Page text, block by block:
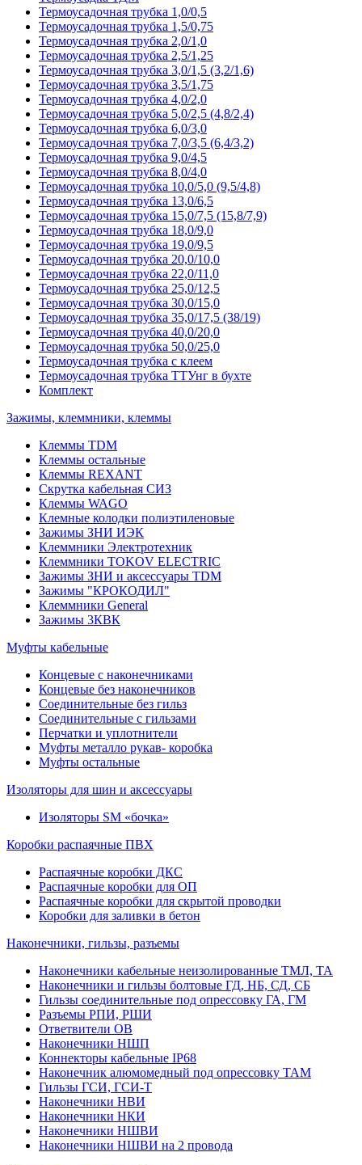
Термоусадочная трубка 1,0/0,5
Термоусадочная трубка 1,5/0,75
Термоусадочная трубка 2,0/1,0
Термоусадочная трубка 2,5/1,25
Термоусадочная трубка 3,0/1,5 (3,2/1,6)
Термоусадочная трубка 3,5/1,75
Термоусадочная трубка 4,0/2,0
Термоусадочная трубка 5,0/2,5 (4,8/2,4)
Термоусадочная трубка 6,0/3,0
Термоусадочная трубка 7,0/3,5 (6,4/3,2)
Термоусадочная трубка 9,0/4,5
Термоусадочная трубка 8,0/4,0
Термоусадочная трубка 10,0/5,0 (9,5/4,8)
Термоусадочная трубка 13,0/6,5
Термоусадочная трубка 15,0/7,5 (15,8/7,9)
Термоусадочная трубка 18,0/9,0
Термоусадочная трубка 19,0/9,5
Термоусадочная трубка 20,0/10,0
Термоусадочная трубка 22,0/11,0
Термоусадочная трубка 25,0/12,5
Термоусадочная трубка 30,0/15,0
Термоусадочная трубка 35,0/17,5 (38/19)
Термоусадочная трубка 40,0/20,0
Термоусадочная трубка 50,0/25,0
Термоусадочная трубка с клеем
Термоусадочная трубка ТТУнг в бухте
Комплект
Зажимы, клеммники, клеммы
Клеммы TDM
Клеммы остальные
Клеммы REXANT
Скрутка кабельная СИЗ
Клеммы WAGO
Клемные колодки полиэтиленовые
Зажимы ЗНИ ИЭК
Клеммники Электротехник
Клеммники TOKOV ELECTRIC
Зажимы ЗНИ и аксессуары TDM
Зажимы "КРОКОДИЛ"
Клеммники General
Зажимы 3КВК
Муфты кабельные
Концевые с наконечниками
Концевые без наконечников
Соединительные без гильз
Соединительные с гильзами
Перчатки и уплотнители
Муфты металло рукав- коробка
Муфты остальные
Изоляторы для шин и аксессуары
Изоляторы SM «бочка»
Коробки распаячные ПВХ
Распаячные коробки ДКС
Распаячные коробки для ОП
Распаячные коробки для скрытой проводки
Коробки для заливки в бетон
Наконечники, гильзы, разъемы
Наконечники кабельные неизолированные ТМЛ, ТА
Наконечники и гильзы болтовые ГД, НБ, СД, СБ
Гильзы соединительные под опрессовку ГА, ГМ
Разъемы РПИ, РШИ
Ответвители ОВ
Наконечники НШП
Коннекторы кабельные IP68
Наконечник алюмомедный под опрессовку ТАМ
Гильзы ГСИ, ГСИ-Т
Наконечники НВИ
Наконечники НКИ
Наконечники НШВИ
Наконечники НШВИ на 2 провода